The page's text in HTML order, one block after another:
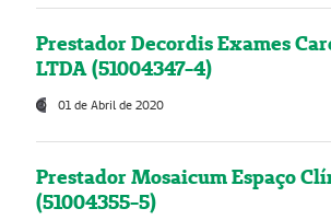
Prestador Decordis Exames
LTDA (51004347-4)
01 de Abril de 2020
Prestador Mosaicum Espaço
(51004355-5)